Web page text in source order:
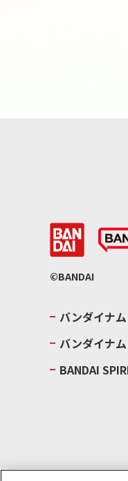
©BANDAI
バンダイナ
バンダイナ
BANDAI